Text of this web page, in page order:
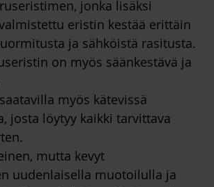
jonka lisäksi
eristin kestää erittäin
ja sähköistä rasitusta.
on myös säänkestävä ja
myös kätevissä
josta löytyy kaikki tarvittava
mutta kevyt
uudenlaisella muotoilulla ja